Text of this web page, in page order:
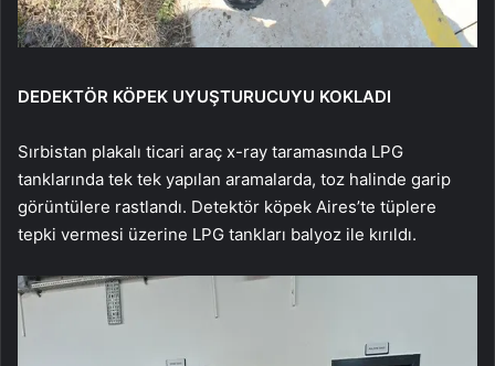
DEDEKTÖR KÖPEK UYUŞTURUCUYU KOKLADI
Sırbistan plakalı ticari araç x-ray taramasında LPG
tanklarında tek tek yapılan aramalarda, toz halinde garip
görüntülere rastlandı. Detektör köpek Aires’te tüplere
tepki vermesi üzerine LPG tankları balyoz ile kırıldı.